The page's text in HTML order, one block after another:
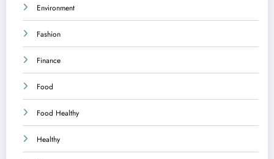
Environment
Fashion
Finance
Food
Food Healthy
Healthy